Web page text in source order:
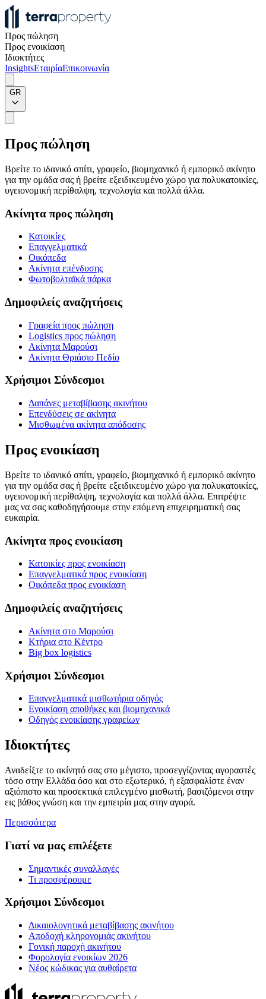
Προς πώληση
Προς ενοικίαση
Ιδιοκτήτες
InsightsΕταιρίαΕπικοινωνία
GR
Προς πώληση
Βρείτε το ιδανικό σπίτι, γραφείο, βιομηχανικό ή εμπορικό ακίνητο
για την ομάδα σας ή βρείτε εξειδικευμένο χώρο για πολυκατοικίες,
υγειονομική περίθαλψη, τεχνολογία και πολλά άλλα.
Ακίνητα προς πώληση
Κατοικίες
Επαγγελματικά
Οικόπεδα
Ακίνητα επένδυσης
Φωτοβολταϊκά πάρκα
Δημοφιλείς αναζητήσεις
Γραφεία προς πώληση
Logistics προς πώληση
Ακίνητα Μαρούσι
Ακίνητα Θριάσιο Πεδίο
Χρήσιμοι Σύνδεσμοι
Δαπάνες μεταβίβασης ακινήτου
Επενδύσεις σε ακίνητα
Μισθωμένα ακίνητα απόδοσης
Προς ενοικίαση
Βρείτε το ιδανικό σπίτι, γραφείο, βιομηχανικό ή εμπορικό ακίνητο
για την ομάδα σας ή βρείτε εξειδικευμένο χώρο για πολυκατοικίες,
υγειονομική περίθαλψη, τεχνολογία και πολλά άλλα. Επιτρέψτε
μας να σας καθοδηγήσουμε στην επόμενη επιχειρηματική σας
ευκαιρία.
Ακίνητα προς ενοικίαση
Κατοικίες προς ενοικίαση
Επαγγελματικά προς ενοικίαση
Οικόπεδα προς ενοικίαση
Δημοφιλείς αναζητήσεις
Ακίνητα στο Μαρούσι
Κτήρια στο Κέντρο
Big box logistics
Χρήσιμοι Σύνδεσμοι
Επαγγελματικά μισθωτήρια οδηγός
Ενοικίαση αποθήκες και βιομηχανικά
Οδηγός ενοικίασης γραφείων
Ιδιοκτήτες
Αναδείξτε το ακίνητό σας στο μέγιστο, προσεγγίζοντας αγοραστές
τόσο στην Ελλάδα όσο και στο εξωτερικό, ή εξασφαλίστε έναν
αξιόπιστο και προσεκτικά επιλεγμένο μισθωτή, βασιζόμενοι στην
εις βάθος γνώση και την εμπειρία μας στην αγορά.
Περισσότερα
Γιατί να μας επιλέξετε
Σημαντικές συναλλαγές
Τι προσφέρουμε
Χρήσιμοι Σύνδεσμοι
Δικαιολογητικά μεταβίβασης ακινήτου
Αποδοχή κληρονομιάς ακινήτου
Γονική παροχή ακινήτου
Φορολογία ενοικίων 2026
Νέος κώδικας για αυθαίρετα